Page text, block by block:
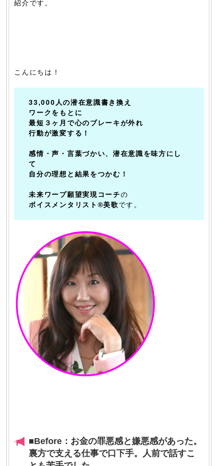
紹介です。
こんにちは！
33,000人の潜在意識書き換え
ワークをもとに
最短３ヶ月で心のブレーキが外れ
行動が激変する！
感情・声・言葉づかい、潜在意識を味方にし
て
自分の理想と結果をつかむ！
未来ワープ願望実現コーチの
ボイスメンタリスト®美歌です。
■Before ： お金の罪悪感と嫌悪感があった。
裏方で支える仕事で口下手。人前で話すこ